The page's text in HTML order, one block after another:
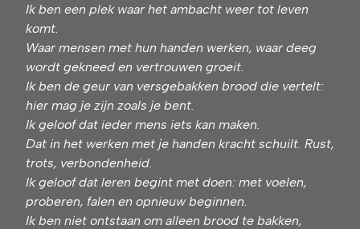
Ik ben een plek waar het ambacht weer tot leven
komt.
Waar mensen met hun handen werken, waar deeg
wordt gekneed en vertrouwen groeit.
Ik ben de geur van versgebakken brood die vertelt:
hier mag je zijn zoals je bent.
Ik geloof dat ieder mens iets kan maken.
Dat in het werken met je handen kracht schuilt. Rust,
trots, verbondenheid.
Ik geloof dat leren begint met doen: met voelen,
proberen, falen en opnieuw beginnen.
Ik ben niet ontstaan om alleen brood te bakken,